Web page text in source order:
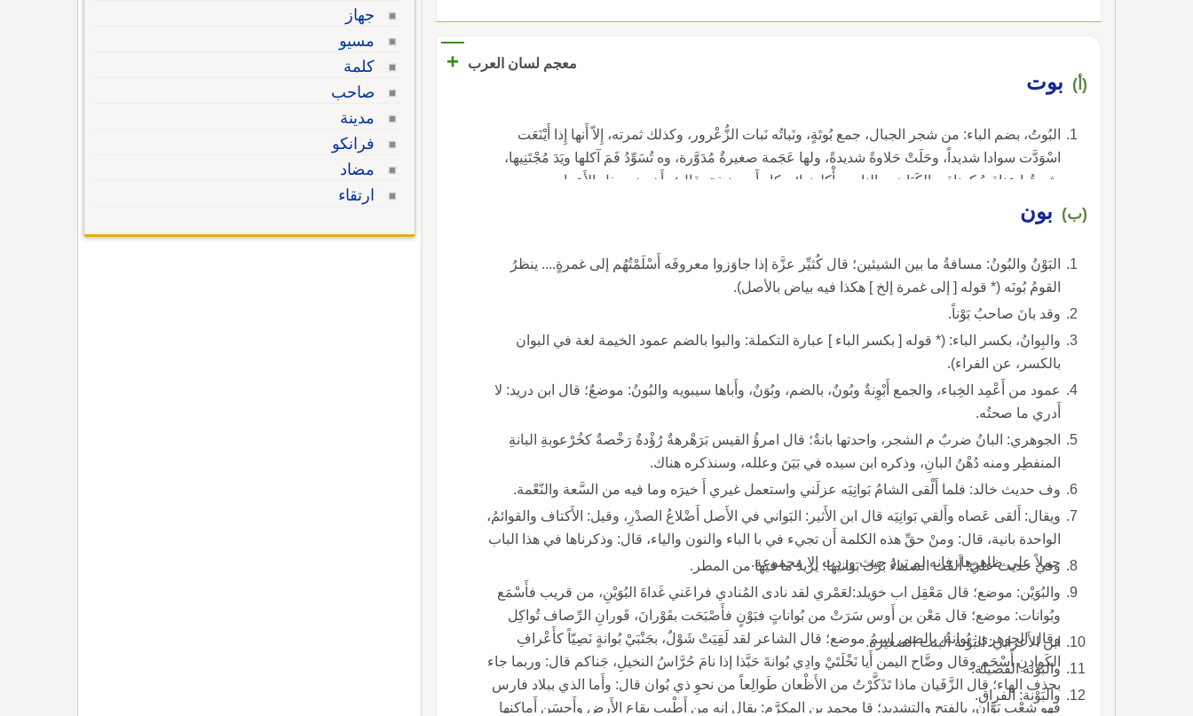
معجم لسان العرب +
(أ) بوت
البُوتُ، بضم الباء: من شجر الجبال، جمع بُوتَةٍ، ونَباتُه نَبات الزُّعْرور، وكذلك ثمرته، إِلاّ أَنها إِذا أَيْنَعَت
اسْوَدَّت سوادا شديداً، وحَلَتْ حَلاوةً شديدةً، ولها عَجَمة صغيرةٌ مُدَوَّرة، وه تُسَوِّدُ فَمَ آكلها ويَدَ مُجْتَنِيها،
وثمرتُها عناقيدُ كعناقيد الكَبَاثِ، والناس يأْكلونها؛ حكاه أَبو حنيفة، قال: وأَخبرني بذل الأَعراب.
(ب) بون
البَوْنُ والبُونُ: مسافةُ ما بين الشيئين؛ قال كُثيِّر عزَّة إذا جاوَزوا معروفَه أَسْلَمْتُهُم إلى غمرةٍ.... ينظرُ
القومُ بُونَه (* قوله [ إلى غمرة إلخ ] هكذا فيه بياض بالأصل).
وقد بانَ صاحبُ بَوْناً.
والبِوانُ، بكسر الباء: (* قوله [ بكسر الباء ] عبارة التكملة: والبوا بالضم عمود الخيمة لغة في البوان
بالكسر، عن الفراء).
عمود من أَعْمِد الخِباء، والجمع أَبْوِنةٌ وبُونٌ، بالضم، وبُوَنٌ، وأَباها سيبويه والبُونُ: موضعٌ؛ قال ابن دريد: لا
أَدري ما صحتُه.
الجوهري: البانُ ضربٌ م الشجر، واحدتها بانةٌ؛ قال امرؤُ القيس بَرَهْرهةٌ رُؤْدةٌ رَخْصةٌ كخُرْعوبةِ البانةِ
المنفطِر ومنه دُهْنُ البانِ، وذكره ابن سيده في بَيَنَ وعلله، وسنذكره هناك.
وف حديث خالد: فلما أَلْقى الشامُ بَوانِيَه عزلَني واستعمل غيري أَ خيرَه وما فيه من السَّعة والنّعْمة.
ويقال: أَلقى عَصاه وأَلقي بَوانِيَه قال ابن الأَثير: البَواني في الأَصل أَضْلاعُ الصدْرِ، وقيل: الأَكتاف والقوائمُ،
الواحدة بانية، قال: ومنْ حقِّ هذه الكلمة أَن تجيء في با الباء والنون والياء، قال: وذكرناها في هذا الباب
حملاً على ظاهرها، فإنه لم ترد حيث وردت إلا مجموعة.
وفي حديث عليّ: أَلقَت السماءُ بَرْك بَوانيها؛ يريدُ ما فيها من المطر.
والبُوَيْن: موضع؛ قال مَعْقِل اب خوَيلد:لعَمْري لقد نادى المُنادي فراعَني غَداةَ البُوَيْنِ، من قريب فأَسْمَع
وبُوانات: موضع؛ قال مَعْن بن أَوس سَرَتْ من بُواناتٍ فبَوْنٍ فأَصْبَحَت بقَوْرانَ، قَورانِ الرِّصاف تُواكِل
وقال الجوهري: بُوانةُ، بالضم، اسمُ موضع؛ قال الشاعر لقد لَقِيَتْ شَوْلٌ، بجَنْبَيْ بُوانةٍ نَصِيّاً كأَعْرافِ
الكَوادِنِ أَسْحَم وقال وضَّاح اليمن أَيا نَخْلَتَيْ وادِي بُوانةَ حَبَّذا إذا نامَ حُرَّاسُ النخيلِ، جَناكم قال: وربما جاء
بحذف الهاء؛ قال الزَّفَيان ماذا تَذَكَّرْتُ من الأَظْعان طَوالِعاً من نحوِ ذي بُوان قال: وأَما الذي ببلاد فارس
فهو شِعْب بَوَّان، بالفتح والتشديد؛ قا محمد بن المكرَّم: يقال إنه من أَطْيب بقاع الأَرض وأَحسَن أَماكِنِها
ابن الأَعرابي: البَوْنة البنت الصغيرة.
والبَوْنة الفصيلة.
والبَوْنة: الفراق.
جهاز
مسيو
كلمة
صاحب
مدينة
فرانكو
مضاد
ارتقاء